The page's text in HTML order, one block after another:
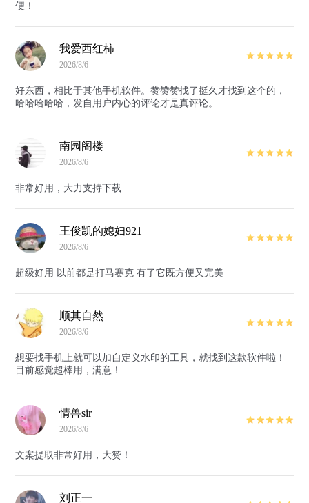
便！
我爱西红柿
2026/8/6
好东西，相比于其他手机软件。赞赞赞找了挺久才找到这个的，
哈哈哈哈哈，发自用户内心的评论才是真评论。
南园阁楼
2026/8/6
非常好用，大力支持下载
王俊凯的媳妇921
2026/8/6
超级好用 以前都是打马赛克 有了它既方便又完美
顺其自然
2026/8/6
想要找手机上就可以加自定义水印的工具，就找到这款软件啦！
目前感觉超棒用，满意！
情兽sir
2026/8/6
文案提取非常好用，大赞！
刘正一